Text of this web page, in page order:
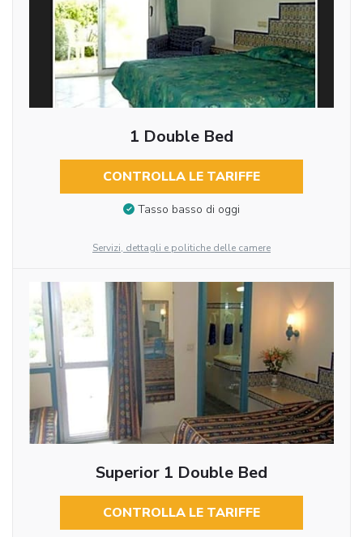
1 Double Bed
CONTROLLA LE TARIFFE
Tasso basso di oggi
Servizi, dettagli e politiche delle camere
Superior 1 Double Bed
CONTROLLA LE TARIFFE